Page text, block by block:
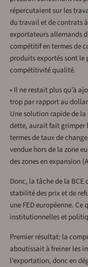
répercutaient sur les
du travail et de contrats
exportateurs allemands
compétitif en termes de
produits exportés sont le
compétitivité qualité.
• Il ne restait plus qu’à
trop par rapport au
Une solution rapide de
dette, aurait fait grimper
termes de taux de
vendue hors de la zone
des zones en expansion
Donc, la tâche de la
stabilité des prix et de
une FED européenne.
institutionnelles et
Premier résultat: la
aboutissait à freiner les
l’exportation, donc en